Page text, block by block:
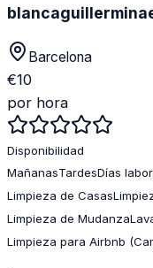
Barcelona
€10
por hora
Disponibilidad
MañanasTardesDías
Limpieza de Casas
Limpieza de Mudanza
Limpieza para Airbnb